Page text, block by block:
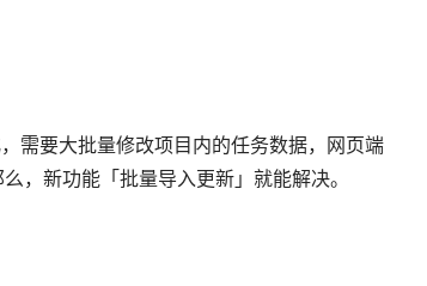
需要大批量修改项目内的任务数据，网页端
，新功能「批量导入更新」就能解决。